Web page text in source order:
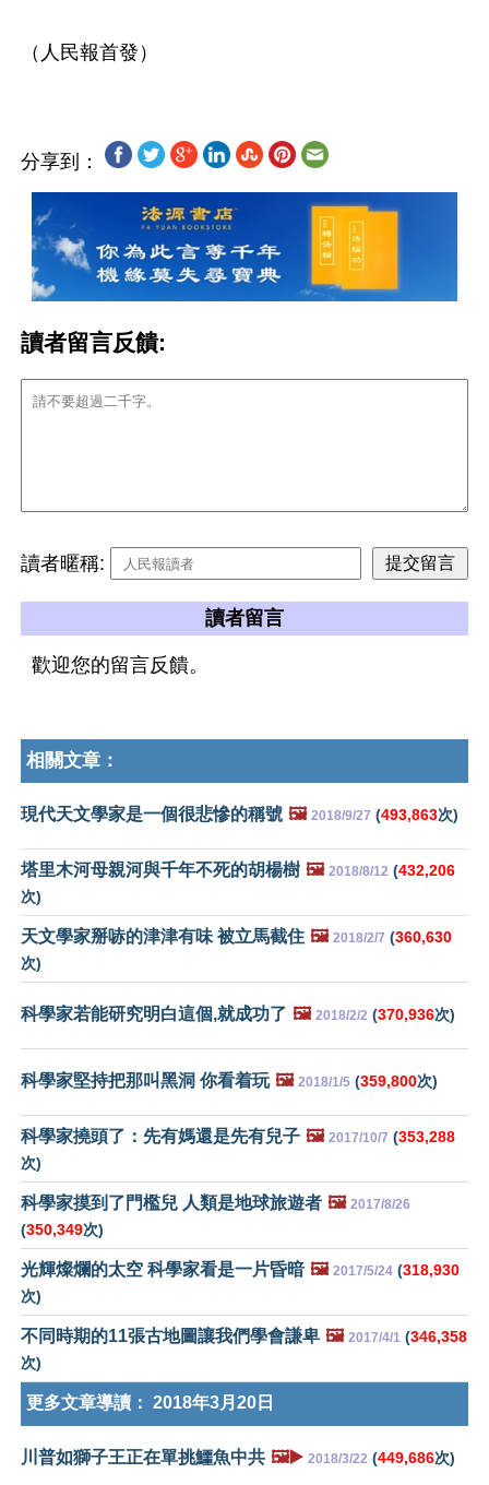
分享到：
讀者留言反饋:
讀者暱稱:
讀者留言
歡迎您的留言反饋。
相關文章：
現代天文學家是一個很悲慘的稱號 🖼️ 2018/9/27 (493,863次)
塔里木河母親河與千年不死的胡楊樹 🖼️ 2018/8/12 (432,206
次)
天文學家掰哧的津津有味 被立馬截住 🖼️ 2018/2/7 (360,630
次)
科學家若能研究明白這個,就成功了 🖼️ 2018/2/2 (370,936次)
科學家堅持把那叫黑洞 你看着玩 🖼️ 2018/1/5 (359,800次)
科學家撓頭了：先有媽還是先有兒子 🖼️ 2017/10/7 (353,288
次)
科學家摸到了門檻兒 人類是地球旅遊者 🖼️ 2017/8/26
(350,349次)
光輝燦爛的太空 科學家看是一片昏暗 🖼️ 2017/5/24 (318,930
次)
不同時期的11張古地圖讓我們學會謙卑 🖼️ 2017/4/1 (346,358
次)
更多文章導讀： 2018年3月20日
川普如獅子王正在單挑鱷魚中共 🖼️▶️ 2018/3/22 (449,686次)